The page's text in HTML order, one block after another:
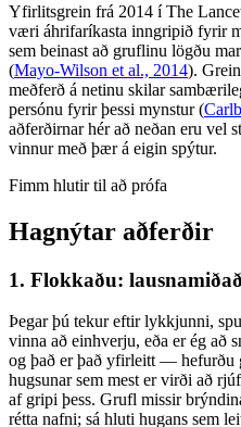
Yfirlitsgrein frá 2014 í The
væri áhrifaríkasta inngripið fyrir
sem beinast að gruflinu lögðu
(Mayo-Wilson et al., 2014).
meðferð á netinu skilar
persónu fyrir þessi mynstur (
aðferðirnar hér að neðan eru vel
vinnur með þær á eigin spýtur.
Fimm hlutir til að prófa
Hagnýtar aðferðir
1. Flokkaðu:
Þegar þú tekur eftir lykkjunni,
vinna að einhverju, eða er ég að
og það er það yfirleitt — hefurðu
hugsunar sem mest er virði að
af gripi þess. Grufl missir
rétta nafni; sá hluti hugans sem